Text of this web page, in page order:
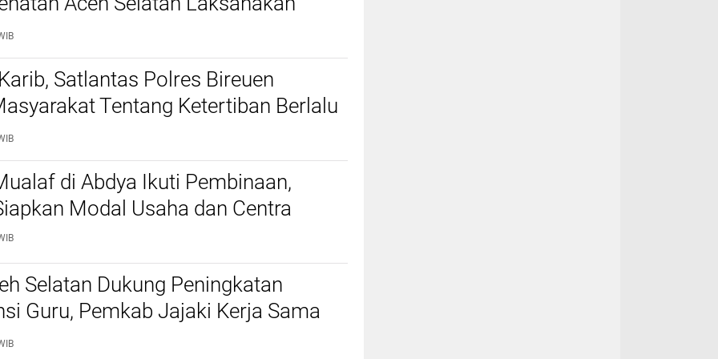
Kesehatan PROLANIS Diabetes
Hipertensi
Satlantas Polres Bireuen
Tentang Ketertiban Berlalu
di Abdya Ikuti Pembinaan,
Modal Usaha dan Centra
Selatan Dukung Peningkatan
Guru, Pemkab Jajaki Kerja Sama
USK